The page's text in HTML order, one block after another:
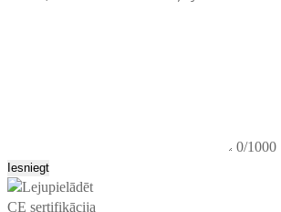
0/1000
Iesniegt
CE sertifikācija